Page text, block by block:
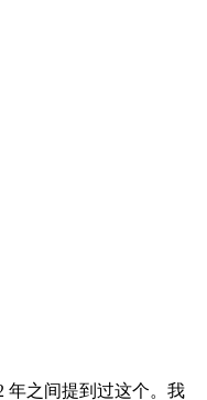
之间提到过这个。我